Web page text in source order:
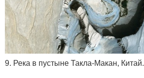
9. Река в пустыне Такла-Макан, Китай.